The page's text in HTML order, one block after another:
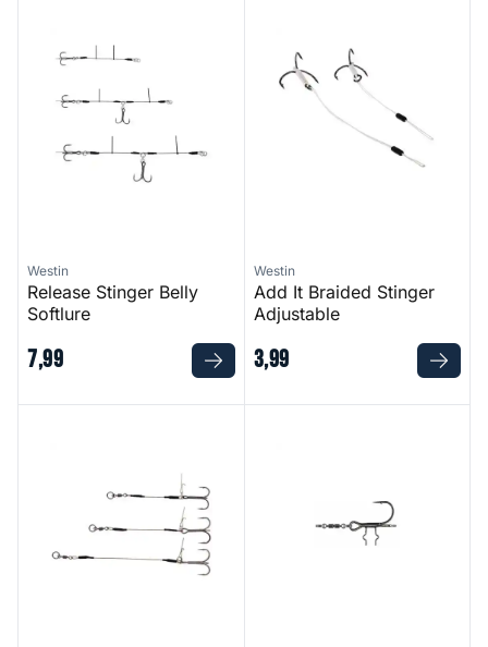
Westin
Release Stinger Belly
Softlure
7,99
Westin
Add It Braided Stinger
Adjustable
3,99